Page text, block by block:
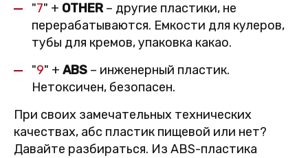
"7" + OTHER – другие пластики, не
перерабатываются. Емкости для кулеров,
тубы для кремов, упаковка какао.
"9" + ABS – инженерный пластик.
Нетоксичен, безопасен.
При своих замечательных технических
качествах, абс пластик пищевой или нет?
Давайте разбираться. Из ABS-пластика